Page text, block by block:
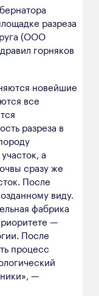
разреза
(ООО
горняков
новейшие
все
разреза в
а
сразу же
После
виду.
фабрика
—
После
процесс
—